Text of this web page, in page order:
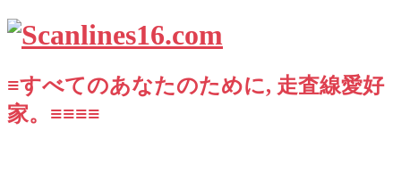
≡すべてのあなたのために, 走査線愛好
家。≡≡≡≡